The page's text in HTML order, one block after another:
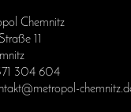
Chemnitz
11
304 604